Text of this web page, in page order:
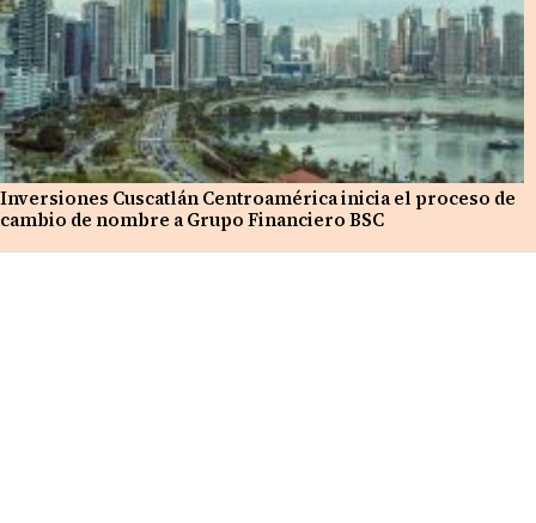
Inversiones Cuscatlán Centroamérica inicia el proceso de
cambio de nombre a Grupo Financiero BSC